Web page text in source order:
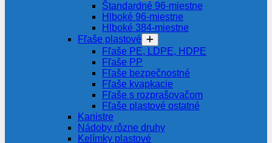
Štandardné 96-miestne
Hlboké 96-miestne
Hlboké 384-miestne
Fľaše plastové
Fľaše PE, LDPE, HDPE
Fľaše PP
Fľaše bezpečnostné
Fľaše kvapkacie
Fľaše s rozprašovačom
Fľaše plastové ostatné
Kanistre
Nádoby rôzne druhy
Kelímky plastové